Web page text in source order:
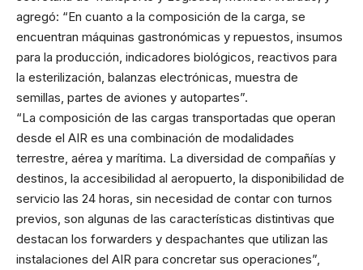
agregó: “En cuanto a la composición de la carga, se
encuentran máquinas gastronómicas y repuestos, insumos
para la producción, indicadores biológicos, reactivos para
la esterilización, balanzas electrónicas, muestra de
semillas, partes de aviones y autopartes”.
“La composición de las cargas transportadas que operan
desde el AIR es una combinación de modalidades
terrestre, aérea y marítima. La diversidad de compañías y
destinos, la accesibilidad al aeropuerto, la disponibilidad de
servicio las 24 horas, sin necesidad de contar con turnos
previos, son algunas de las características distintivas que
destacan los forwarders y despachantes que utilizan las
instalaciones del AIR para concretar sus operaciones”,